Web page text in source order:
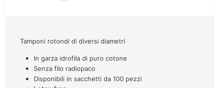
Tamponi rotondi di diversi diametri
In garza idrofila di puro cotone
Senza filo radiopaco
Disponibili in sacchetti da 100 pezzi